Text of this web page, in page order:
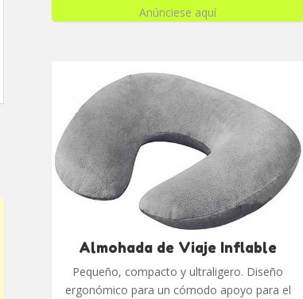
Anúnciese aquí
Almohada de Viaje Inflable
Pequeño, compacto y ultraligero. Diseño
ergonómico para un cómodo apoyo para el